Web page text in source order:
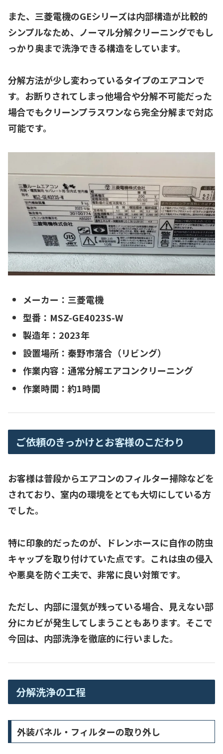
また、三菱電機のGEシリーズは内部構造が比較的
シンプルなため、ノーマル分解クリーニングでもし
っかり奥まで洗浄できる構造をしています。
分解方法が少し変わっているタイプのエアコンで
す。お断りされてしまっ他場合や分解不可能だった
場合でもクリーンプラスワンなら完全分解まで対応
可能です。
メーカー：三菱電機
型番：MSZ-GE4023S-W
製造年：2023年
設置場所：秦野市落合（リビング）
作業内容：通常分解エアコンクリーニング
作業時間：約1時間
ご依頼のきっかけとお客様のこだわり
お客様は普段からエアコンのフィルター掃除などを
されており、室内の環境をとても大切にしている方
でした。
特に印象的だったのが、
ドレンホースに自作の防虫
キャップを取り付けていた点です。これは虫の侵入
や悪臭を防ぐ工夫で、非常に良い対策です。
ただし、内部に湿気が残っている場合、見えない部
分にカビが発生してしまうこともあります。そこで
今回は、内部洗浄を徹底的に行いました。
分解洗浄の工程
外装パネル・フィルターの取り外し